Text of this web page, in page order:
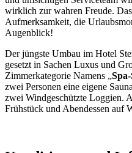
wirklich zur wahren Freude.
Aufmerksamkeit, die
Augenblick!
Der jüngste Umbau im Hotel
gesetzt in Sachen Luxus und
Zimmerkategorie Namens „
zwei Personen eine eigene
zwei Windgeschützte Loggien.
Frühstück und Abendessen auf